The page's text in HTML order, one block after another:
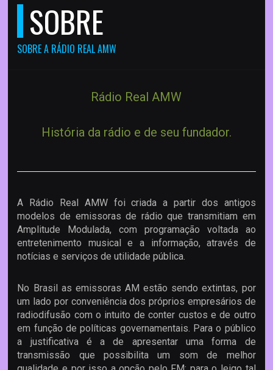
SOBRE
SOBRE A RÁDIO REAL AMW
Rádio Real AMW
História da rádio e de seu fundador.
A Rádio Real AMW foi criada a partir dos antigos
modelos de emissoras de rádio que transmitiam em
Amplitude Modulada, com programação voltada ao
entretenimento musical e a informação, através de
notícias e serviços de utilidade pública.
No Brasil as emissoras AM estão sendo extintas, por
um lado por conveniência dos próprios empresários de
radiodifusão com o intuito de conter custos e de outro
em função de políticas governamentais. Para o público
a justificativa é a de apresentar uma forma de
transmissão que possibilita um som de melhor